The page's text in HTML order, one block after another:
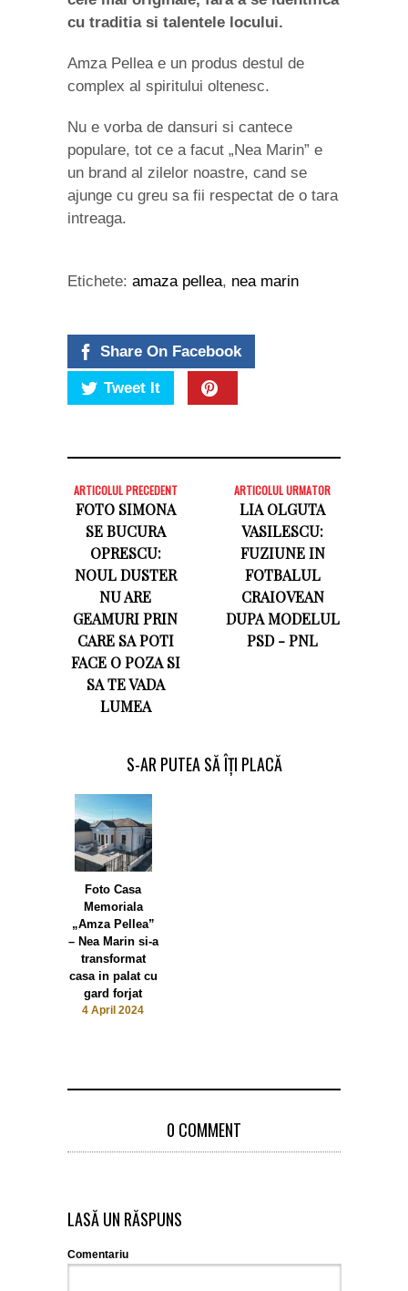
cu traditia si talentele locului.
Amza Pellea e un produs destul de
complex al spiritului oltenesc.
Nu e vorba de dansuri si cantece
populare, tot ce a facut „Nea Marin” e
un brand al zilelor noastre, cand se
ajunge cu greu sa fii respectat de o tara
intreaga.
Etichete: amaza pellea, nea marin
Share On Facebook
Tweet It
ARTICOLUL PRECEDENT
FOTO SIMONA
SE BUCURA
OPRESCU:
NOUL DUSTER
NU ARE
GEAMURI PRIN
CARE SA POTI
FACE O POZA SI
SA TE VADA
LUMEA
ARTICOLUL URMATOR
LIA OLGUTA
VASILESCU:
FUZIUNE IN
FOTBALUL
CRAIOVEAN
DUPA MODELUL
PSD - PNL
S-AR PUTEA SĂ ÎȚI PLACĂ
Foto Casa
Memoriala
„Amza Pellea”
– Nea Marin si-a
transformat
casa in palat cu
gard forjat
4 April 2024
0 COMMENT
LASĂ UN RĂSPUNS
Comentariu